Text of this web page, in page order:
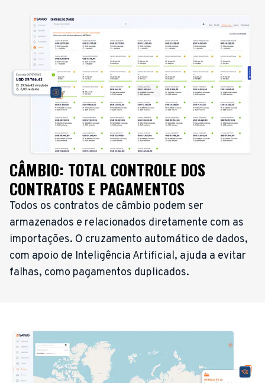
CÂMBIO: TOTAL CONTROLE DOS
CONTRATOS E PAGAMENTOS
Todos os contratos de câmbio podem ser
armazenados e relacionados diretamente com as
importações. O cruzamento automático de dados,
com apoio de Inteligência Artificial, ajuda a evitar
falhas, como pagamentos duplicados.